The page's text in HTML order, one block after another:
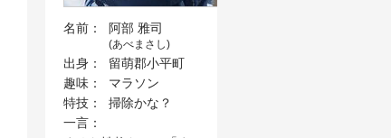
名前： 阿部 雅司
(あべまさし)
出身：
留萌郡小平町
趣味：
マラソン
特技：
掃除かな？
一言：